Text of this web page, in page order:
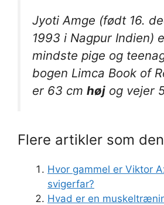
Jyoti Amge (født 16.
1993 i Nagpur Indien)
mindste pige og
bogen Limca Book of
er 63 cm høj og vejer
Flere artikler som
Hvor gammel er Viktor
svigerfar?
Hvad er en